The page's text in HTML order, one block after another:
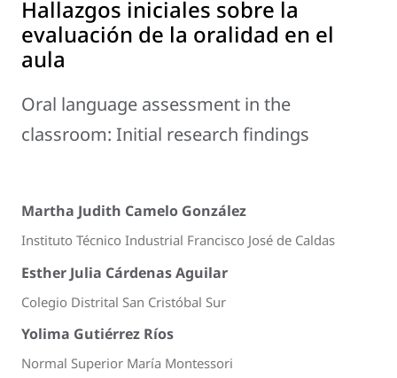
Hallazgos iniciales sobre la
evaluación de la oralidad en el
aula
Oral language assessment in the
classroom: Initial research findings
Martha Judith Camelo González
Instituto Técnico Industrial Francisco José de Caldas
Esther Julia Cárdenas Aguilar
Colegio Distrital San Cristóbal Sur
Yolima Gutiérrez Ríos
Normal Superior María Montessori